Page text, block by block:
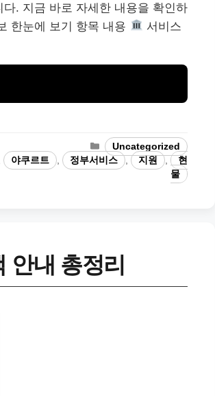
. 지금 바로 자세한 내용을 확인하
한눈에 보기 항목 내용
서비스
카
테
고
Uncategorized
야쿠르트 정부서비스 지원
현
물
안내 총정리